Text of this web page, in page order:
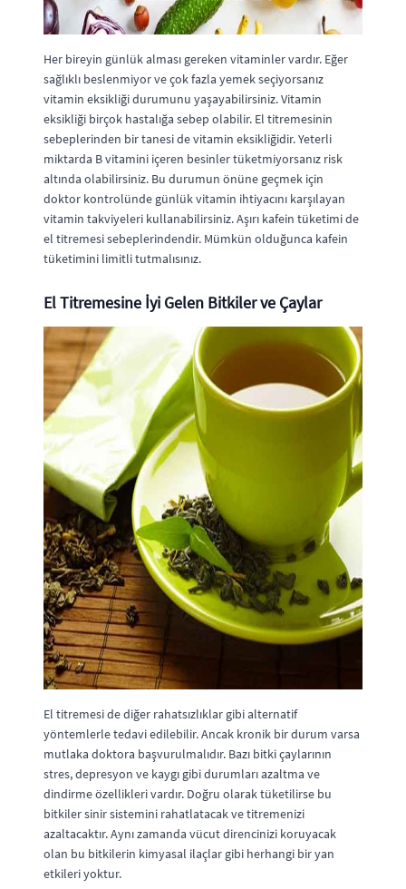
Her bireyin günlük alması gereken vitaminler vardır. Eğer
sağlıklı beslenmiyor ve çok fazla yemek seçiyorsanız
vitamin eksikliği durumunu yaşayabilirsiniz. Vitamin
eksikliği birçok hastalığa sebep olabilir. El titremesinin
sebeplerinden bir tanesi de vitamin eksikliğidir. Yeterli
miktarda B vitamini içeren besinler tüketmiyorsanız risk
altında olabilirsiniz. Bu durumun önüne geçmek için
doktor kontrolünde günlük vitamin ihtiyacını karşılayan
vitamin takviyeleri kullanabilirsiniz. Aşırı kafein tüketimi de
el titremesi sebeplerindendir. Mümkün olduğunca kafein
tüketimini limitli tutmalısınız.
El Titremesine İyi Gelen Bitkiler ve Çaylar
El titremesi de diğer rahatsızlıklar gibi alternatif
yöntemlerle tedavi edilebilir. Ancak kronik bir durum varsa
mutlaka doktora başvurulmalıdır. Bazı bitki çaylarının
stres, depresyon ve kaygı gibi durumları azaltma ve
dindirme özellikleri vardır. Doğru olarak tüketilirse bu
bitkiler sinir sistemini rahatlatacak ve titremenizi
azaltacaktır. Aynı zamanda vücut direncinizi koruyacak
olan bu bitkilerin kimyasal ilaçlar gibi herhangi bir yan
etkileri yoktur.